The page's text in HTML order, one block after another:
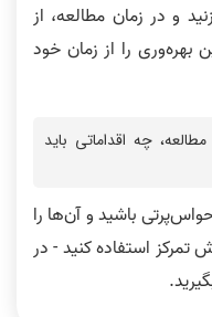
و در زمان مطالعه، از
را از زمان خود
چه اقداماتی باید
باشید و آن‌ها را
تمرکز استفاده کنید - در